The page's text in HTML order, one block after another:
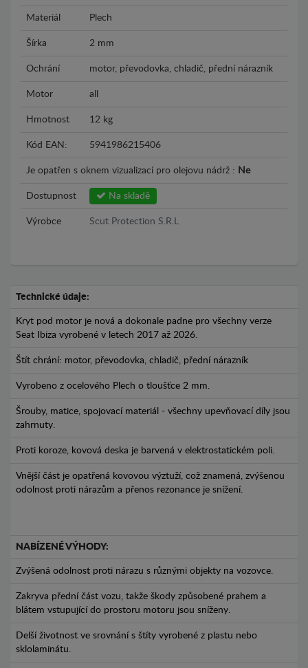
Materiál Plech
Šírka 2 mm
Ochrání motor, převodovka, chladič, přední nárazník
Motor all
Hmotnost 12 kg
Kód EAN: 5941986215406
Je opatřen s oknem vizualizací pro olejovu nádrž : Ne
Dostupnost Na skladě
Výrobce Scut Protection S.R.L
Technické údaje:
Kryt pod motor je nová a dokonale padne pro všechny verze
Seat Ibiza vyrobené v letech 2017 až 2026.
Štít chrání: motor, převodovka, chladič, přední nárazník
Vyrobeno z ocelového Plech o tloušťce 2 mm.
Šrouby, matice, spojovací materiál - všechny upevňovací díly jsou
zahrnuty.
Proti koroze, kovová deska je barvená v elektrostatickém poli.
Vnější část je opatřená kovovou výztuží, což znamená, zvýšenou
odolnost proti nárazům a přenos rezonance je snížení.
NABÍZENÉ VÝHODY:
Zvýšená odolnost proti nárazu s různými objekty na vozovce.
Zakryva přední část vozu, takže škody způsobené prahem a
blátem vstupující do prostoru motoru jsou sníženy.
Delší životnost ve srovnání s štíty vyrobené z plastu nebo
sklolaminátu.